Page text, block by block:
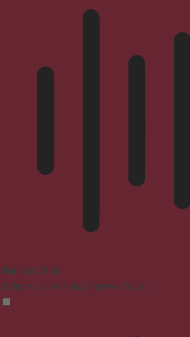
Blindness Mode
Reduces distractions, improves focus